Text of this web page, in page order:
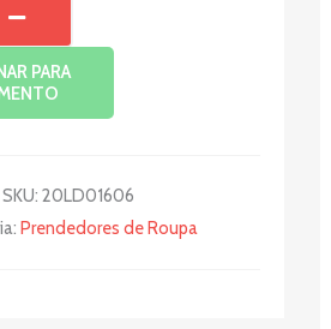
PARA
SKU: 20LD01606
Prendedores de Roupa